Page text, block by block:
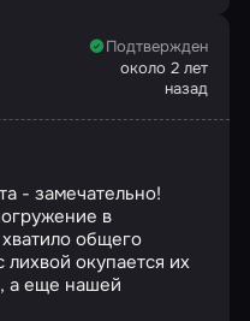
Подтвержден
около 2 лет
назад
- замечательно!
в
общего
лихвой окупается их
а еще нашей